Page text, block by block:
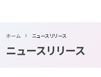
ホーム ニュースリリース
ニュースリリース